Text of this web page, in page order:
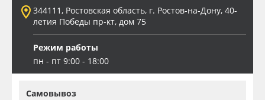
344111, Ростовская область, г. Ростов-на-Дону, 40-
летия Победы пр-кт, дом 75
Режим работы
пн - пт 9:00 - 18:00
Самовывоз